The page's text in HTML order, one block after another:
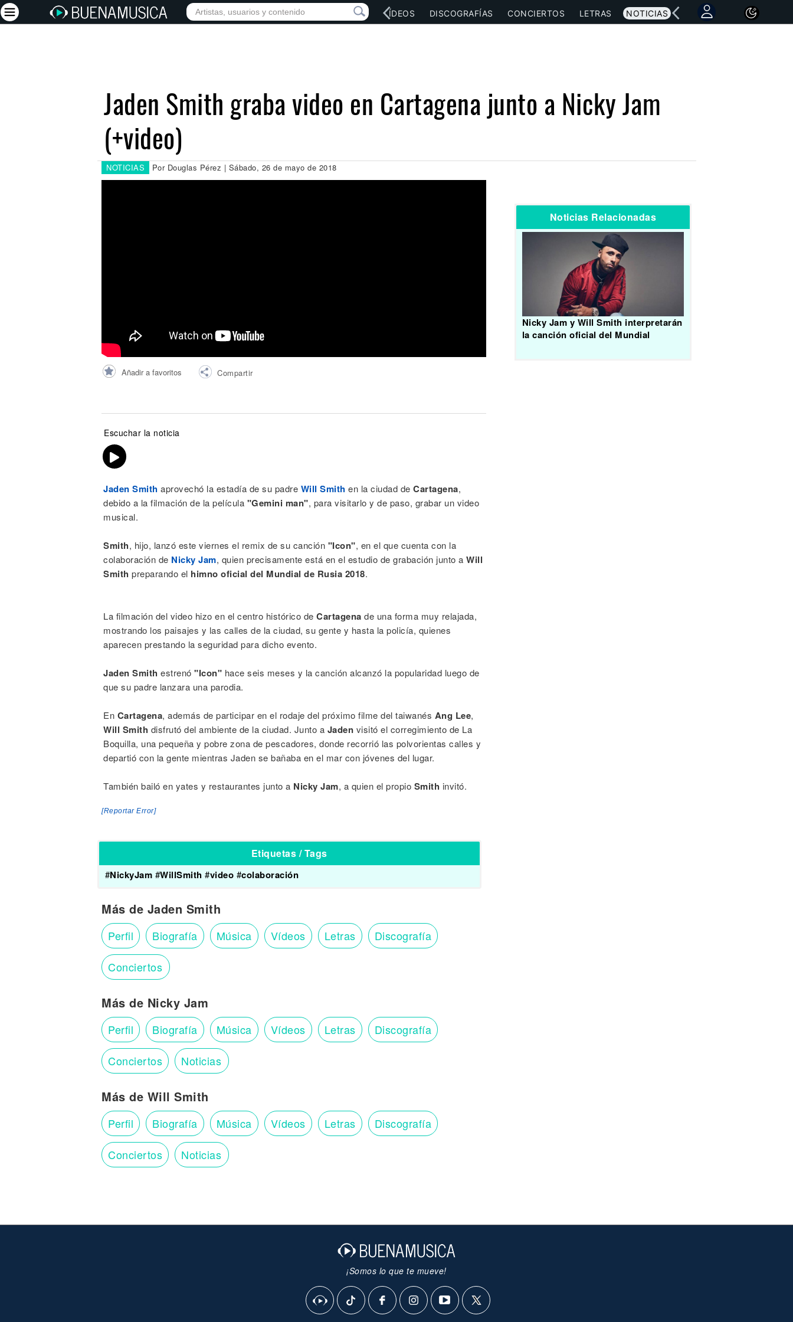
INICIO ARTISTAS RED SOCIAL MÚSICA VÍDEOS DISCOGRAFÍAS CONCIERTOS LETRAS NOTICIAS
Jaden Smith graba video en Cartagena junto a Nicky Jam
(+video)
NOTICIAS Por Douglas Pérez | Sábado, 26 de mayo de 2018
Añadir a favoritos Compartir
Escuchar la noticia
Jaden Smith aprovechó la estadía de su padre Will Smith en la ciudad de Cartagena,
debido a la filmación de la película "Gemini man", para visitarlo y de paso, grabar un video
musical.
Smith, hijo, lanzó este viernes el remix de su canción "Icon", en el que cuenta con la
colaboración de Nicky Jam, quien precisamente está en el estudio de grabación junto a Will
Smith preparando el himno oficial del Mundial de Rusia 2018.
La filmación del video hizo en el centro histórico de Cartagena de una forma muy relajada,
mostrando los paisajes y las calles de la ciudad, su gente y hasta la policía, quienes
aparecen prestando la seguridad para dicho evento.
Jaden Smith estrenó "Icon" hace seis meses y la canción alcanzó la popularidad luego de
que su padre lanzara una parodia.
En Cartagena, además de participar en el rodaje del próximo filme del taiwanés Ang Lee,
Will Smith disfrutó del ambiente de la ciudad. Junto a Jaden visitó el corregimiento de La
Boquilla, una pequeña y pobre zona de pescadores, donde recorrió las polvorientas calles y
departió con la gente mientras Jaden se bañaba en el mar con jóvenes del lugar.
También bailó en yates y restaurantes junto a Nicky Jam, a quien el propio Smith invitó.
[Reportar Error]
Etiquetas / Tags
#NickyJam #WillSmith #video #colaboración
Más de Jaden Smith
Perfil Biografía Música Vídeos Letras Discografía
Conciertos
Más de Nicky Jam
Perfil Biografía Música Vídeos Letras Discografía
Conciertos Noticias
Más de Will Smith
Perfil Biografía Música Vídeos Letras Discografía
Conciertos Noticias
Noticias Relacionadas
Nicky Jam y Will Smith interpretarán
la canción oficial del Mundial
¡Somos lo que te mueve!